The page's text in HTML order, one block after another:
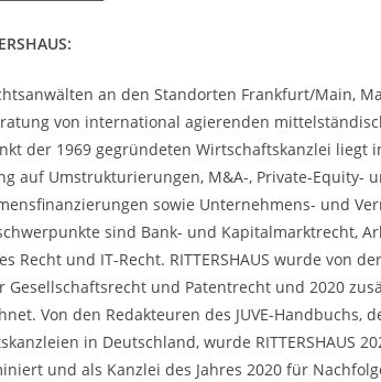
an den Standorten Frankfurt/Main,
von international agierenden
der 1969 gegründeten Wirtschaftskanzlei liegt
auf Umstrukturierungen, M&A-, Private-Equity-
sowie Unternehmens- und
sind Bank- und Kapitalmarktrecht,
Recht und IT-Recht. RITTERSHAUS wurde von
Gesellschaftsrecht und Patentrecht und 2020
Von den Redakteuren des JUVE-Handbuchs,
in Deutschland, wurde RITTERSHAUS
und als Kanzlei des Jahres 2020 für